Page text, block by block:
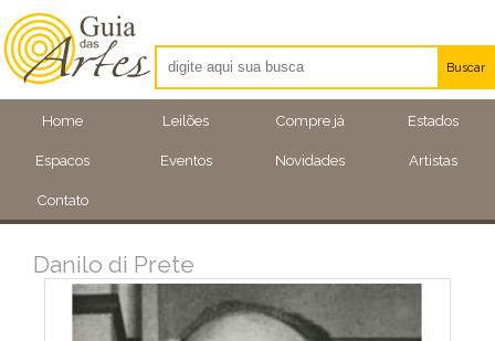
Home Leilões Compre já Estados
Espacos Eventos Novidades Artistas
Contato
Buscar
Artistas
Eventos
Danilo di Prete